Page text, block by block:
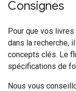
Consignes
Pour que vos
dans la recherche,
concepts clés. Le
spécifications de
Nous vous